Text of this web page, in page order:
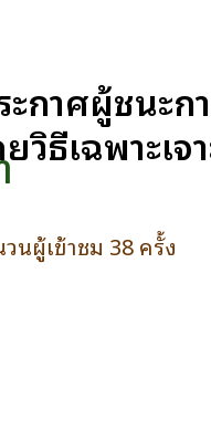
ะกาศผู้ชนะก
วิธีเฉพาะเจ
นผู้เข้าชม 38 ครั้ง